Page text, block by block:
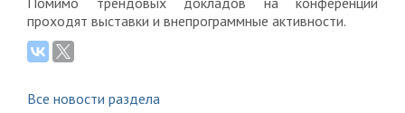
проходят выставки и внепрограммные активности.
Все новости раздела